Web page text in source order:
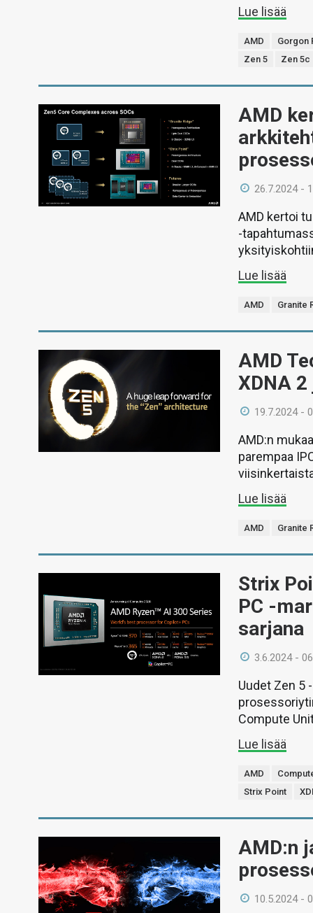
Lue lisää
AMD
Gorgon
Zen 5
Zen 5c
AMD
26.7.2024 -
AMD kertoi
-
Lue lisää
AMD Granite
AMD
XDNA
19.7.2024 -
AMD:n
parempaa
Lue lisää
AMD Granite
Strix
PC -
sarjana
3.6.2024 -
Uudet Zen 5
Compute
Lue lisää
AMD
Strix Point
AMD:n
10.5.2024 -